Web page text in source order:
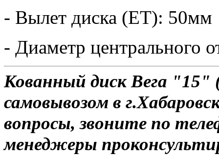
- Вылет диска (ET): 50мм
- Диаметр центрального
Кованный диск Вега
самовывозом в
вопросы, звоните по
менеджеры